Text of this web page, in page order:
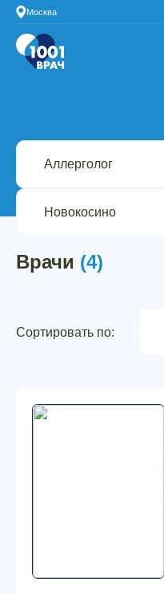
Москва
Врачи (4)
Сортировать по: